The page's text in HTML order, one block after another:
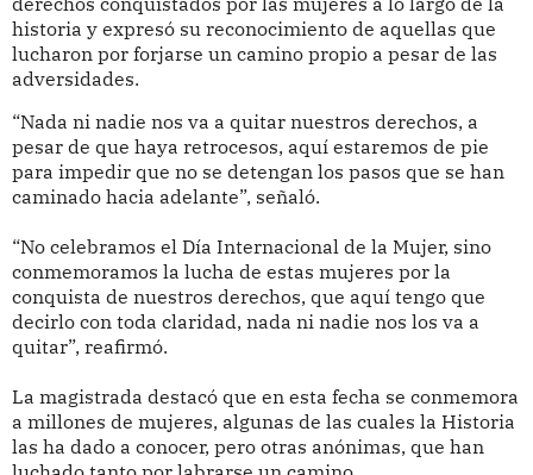
historia y expresó su reconocimiento de aquellas que
lucharon por forjarse un camino propio a pesar de las
adversidades.
“Nada ni nadie nos va a quitar nuestros derechos, a
pesar de que haya retrocesos, aquí estaremos de pie
para impedir que no se detengan los pasos que se han
caminado hacia adelante”, señaló.
“No celebramos el Día Internacional de la Mujer, sino
conmemoramos la lucha de estas mujeres por la
conquista de nuestros derechos, que aquí tengo que
decirlo con toda claridad, nada ni nadie nos los va a
quitar”, reafirmó.
La magistrada destacó que en esta fecha se conmemora
a millones de mujeres, algunas de las cuales la Historia
las ha dado a conocer, pero otras anónimas, que han